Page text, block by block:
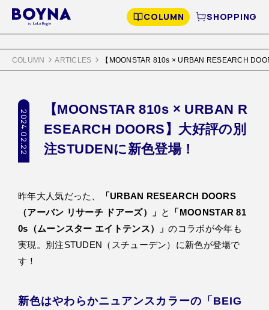
COLUMN SHOPPING
COLUMN ARTICLES 【MOONSTAR 810s × URBAN RESEARCH
2024.02.22
【MOONSTAR 810s × URBAN R
ESEARCH DOORS】大好評の別
注STUDENに新色登場！
昨年大人気だった、
「URBAN RESEARCH DOORS
（アーバン リサーチ ドアーズ）」 と
「MOONSTAR 81
0s（ムーンスター エイトテンス）」のコラボが今年も
実現。別注STUDEN（スチューデン）に新色が登場で
す！
新色はやわらかニュアンスカラーの「BEIG